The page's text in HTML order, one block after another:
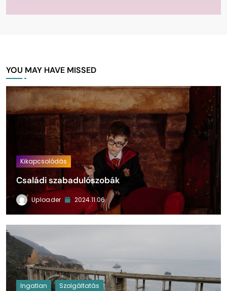
YOU MAY HAVE MISSED
Kikapcsolódás
Családi szabadulószobák
Uploader 2024.11.06.
Ingatlan Szolgáltatás